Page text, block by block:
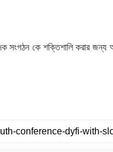
সংগঠন কে শক্তিশালি করার জন্য